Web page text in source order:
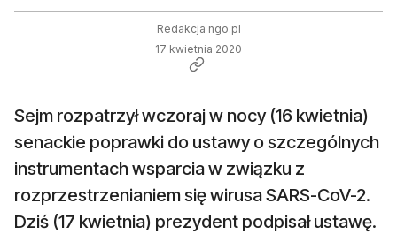
Redakcja ngo.pl
17 kwietnia 2020
Sejm rozpatrzył wczoraj w nocy (16 kwietnia)
senackie poprawki do ustawy o szczególnych
instrumentach wsparcia w związku z
rozprzestrzenianiem się wirusa SARS-CoV-2.
Dziś (17 kwietnia) prezydent podpisał ustawę.